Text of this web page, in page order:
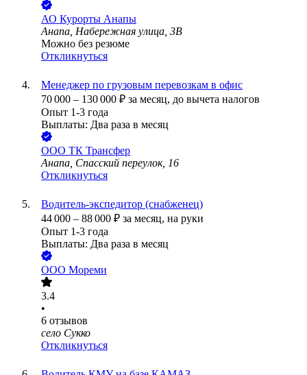
АО Курорты Анапы
Анапа, Набережная улица, 3В
Можно без резюме
Откликнуться
Менеджер по грузовым перевозкам в офис
70 000 – 130 000 ₽ за месяц, до вычета налогов
Опыт 1-3 года
Выплаты: Два раза в месяц
ООО ТК Трансфер
Анапа, Спасский переулок, 16
Откликнуться
Водитель-экспедитор (снабженец)
44 000 – 88 000 ₽ за месяц, на руки
Опыт 1-3 года
Выплаты: Два раза в месяц
ООО Мореми
3.4
•
6 отзывов
село Сукко
Откликнуться